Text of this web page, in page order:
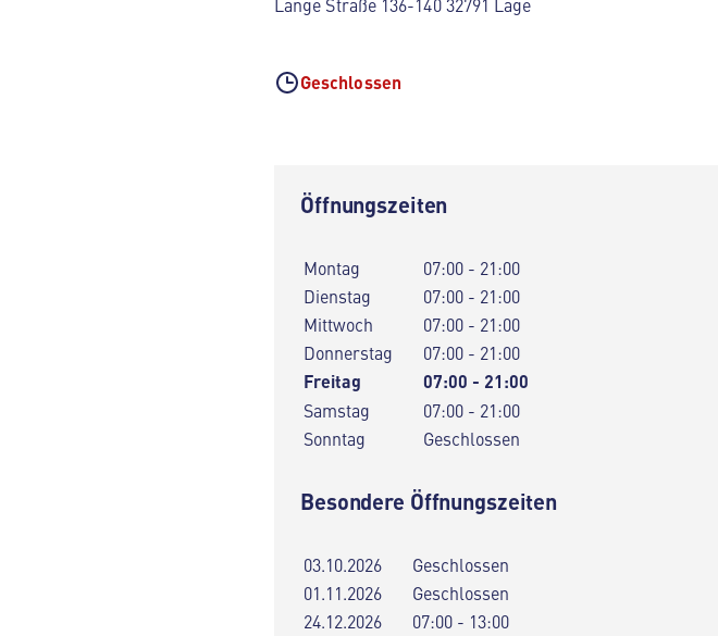
Geschlossen
Öffnungszeiten
Montag
07:00 - 21:00
Dienstag
07:00 - 21:00
Mittwoch
07:00 - 21:00
Donnerstag
07:00 - 21:00
Freitag 07:00 - 21:00
Samstag
07:00 - 21:00
Sonntag
Geschlossen
Besondere Öffnungszeiten
03.10.2026
Geschlossen
01.11.2026
Geschlossen
24.12.2026
07:00 - 13:00